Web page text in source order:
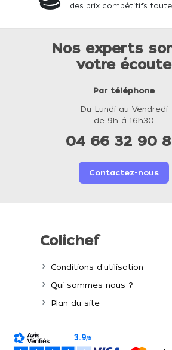
des prix compétitifs toute
Nos experts
votre écoute
Par téléphone
Du Lundi au Vendredi
de 9h à 16h30
04 66 32 90
Contactez-nous
Colichef
Conditions d'utilisation
Qui sommes-nous ?
Plan du site